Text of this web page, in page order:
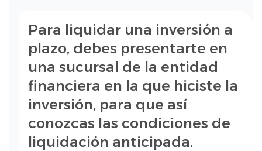
Para liquidar una inversión a
plazo, debes presentarte en
una sucursal de la entidad
financiera en la que hiciste la
inversión, para que así
conozcas las condiciones de
liquidación anticipada.